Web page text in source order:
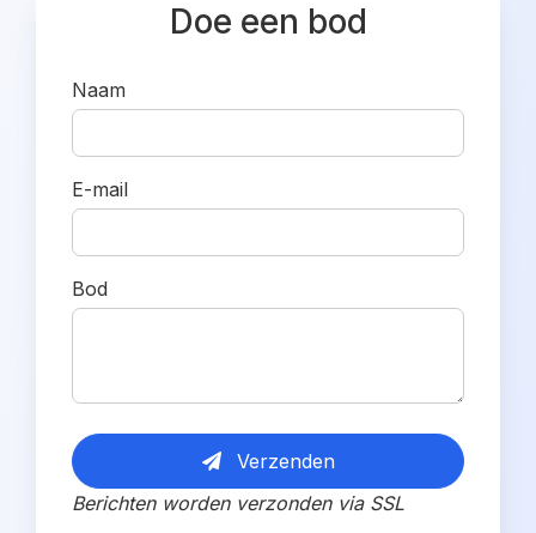
Doe een bod
Naam
E-mail
Bod
Verzenden
Berichten worden verzonden via SSL